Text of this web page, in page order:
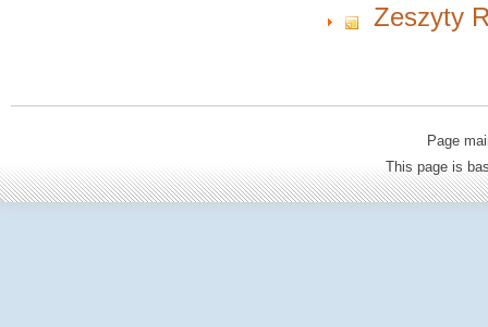
Zeszyty
Page
This page is